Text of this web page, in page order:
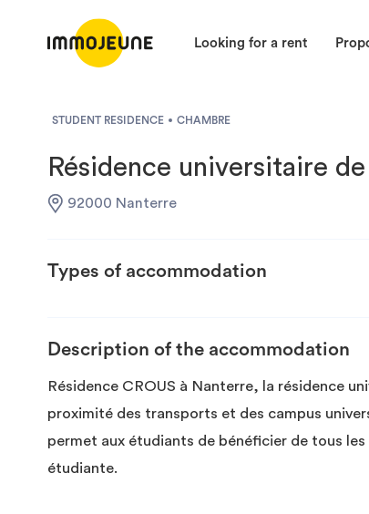
Looking for a rent
STUDENT RESIDENCE CHAMBRE
Résidence universitaire
92000 Nanterre
Types of accommodation
Description of the accommodation
Résidence CROUS à Nanterre, la résidence
proximité des transports et des campus
permet aux étudiants de bénéficier de tous
étudiante.